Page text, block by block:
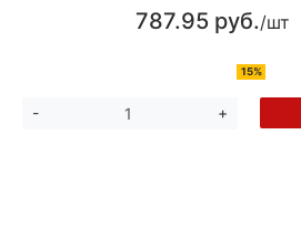
787.95 руб./шт
15%
- +